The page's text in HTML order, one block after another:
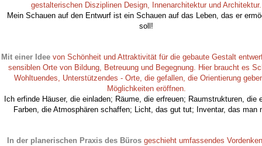
gestalterischen Disziplinen Design, Innenarchitektur und Architektur.
Mein Schauen auf den Entwurf ist ein Schauen auf das Leben, das er
soll!
Mit einer Ideevon Schönheit und Attraktivität für die gebaute Gestalt
sensiblen Orte von Bildung, Betreuung und Begegnung. Hier braucht es
Wohltuendes, Unterstützendes - Orte, die gefallen, die Orientierung
Möglichkeiten eröffnen.
Ich erfinde Häuser, die einladen; Räume, die erfreuen; Raumstrukturen, die
Farben, die Atmosphären schaffen; Licht, das gut tut; Inventar, das man
In der planerischen Praxis des Bürosgeschieht umfassendes